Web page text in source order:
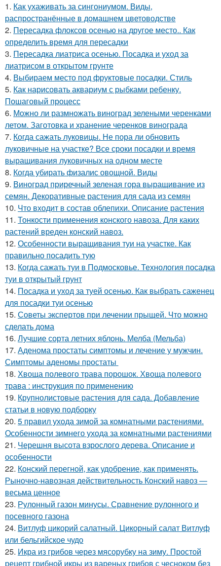
1. Как ухаживать за сингониумом. Виды,
распространённые в домашнем цветоводстве
2. Пересадка флоксов осенью на другое место.. Как
определить время для пересадки
3. Пересадка лиатриса осенью. Посадка и уход за
лиатрисом в открытом грунте
4. Выбираем место под фруктовые посадки. Стиль
5. Как нарисовать аквариум с рыбками ребенку.
Пошаговый процесс
6. Можно ли размножать виноград зелеными черенками
летом. Заготовка и хранение черенков винограда
7. Когда сажать луковицы. Не пора ли обновить
луковичные на участке? Все сроки посадки и время
выращивания луковичных на одном месте
8. Когда убирать физалис овощной. Виды
9. Виноград приречный зеленая гора выращивание из
семян. Декоративные растения для сада из семян
10. Что входит в состав облепихи. Описание растения
11. Тонкости применения конского навоза. Для каких
растений вреден конский навоз.
12. Особенности выращивания туи на участке. Как
правильно посадить тую
13. Когда сажать туи в Подмосковье. Технология посадка
туи в открытый грунт
14. Посадка и уход за туей осенью. Как выбрать саженец
для посадки туи осенью
15. Советы экспертов при лечении прыщей. Что можно
сделать дома
16. Лучшие сорта летних яблонь. Мелба (Мельба)
17. Аденома простаты симптомы и лечение у мужчин.
Симптомы аденомы простаты
18. Хвоща полевого трава порошок. Хвоща полевого
трава : инструкция по применению
19. Крупнолистовые растения для сада. Добавление
статьи в новую подборку
20. 5 правил ухода зимой за комнатными растениями.
Особенности зимнего ухода за комнатными растениями
21. Черешня высота взрослого дерева. Описание и
особенности
22. Конский перегной, как удобрение, как применять.
Рыночно-навозная действительность Конский навоз —
весьма ценное
23. Рулонный газон минусы. Сравнение рулонного и
посевного газона
24. Витлуф цикорий салатный. Цикорный салат Витлуф
или бельгийское чудо
25. Икра из грибов через мясорубку на зиму. Простой
рецепт грибной икры из вареных грибов с чесноком без